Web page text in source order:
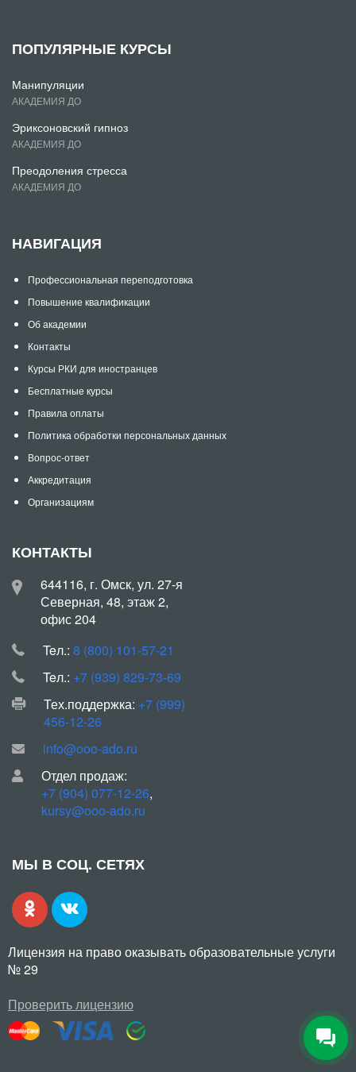
ПОПУЛЯРНЫЕ КУРСЫ
Манипуляции
АКАДЕМИЯ ДО
Эриксоновский гипноз
АКАДЕМИЯ ДО
Преодоления стресса
АКАДЕМИЯ ДО
НАВИГАЦИЯ
Профессиональная переподготовка
Повышение квалификации
Об академии
Контакты
Курсы РКИ для иностранцев
Бесплатные курсы
Правила оплаты
Политика обработки персональных данных
Вопрос-ответ
Аккредитация
Организациям
КОНТАКТЫ
644116, г. Омск, ул. 27-я
Северная, 48, этаж 2,
офис 204
Teл.: 8 (800) 101-57-21
Teл.: +7 (939) 829-73-69
Тех.поддержка: +7 (999)
456-12-26
info@ooo-ado.ru
Отдел продаж:
+7 (904) 077-12-26,
kursy@ooo-ado.ru
МЫ В СОЦ. СЕТЯХ
Лицензия на право оказывать образовательные услуги
№ 29
Проверить лицензию